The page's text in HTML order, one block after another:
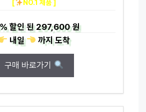
[ NO.1 제품 ]
할인 된297,600 원
내일
까지도착
구매 바로가기